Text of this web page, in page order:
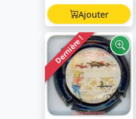
Ajouter
Dernière !